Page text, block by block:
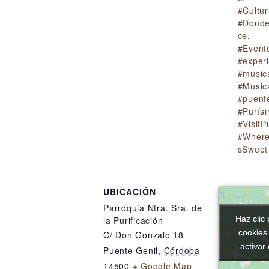
ce,
sSweet
UBICACIÓN
Parroquia Ntra. Sra. de
la Purificación
C/ Don Gonzalo 18
Puente Genil, Córdoba
14500 + Google Map
Haz clic
activar
Haz clic
activar